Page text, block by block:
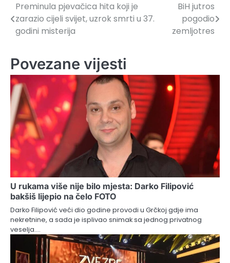
Navigacija
članaka
Preminula pjevačica hita koji je
zarazio cijeli svijet, uzrok smrti u 37.
godini misterija
BiH jutros
pogodio
zemljotres
Povezane vijesti
U rukama više nije bilo mjesta: Darko Filipović
bakšiš lijepio na čelo FOTO
Darko Filipović veći dio godine provodi u Grčkoj gdje ima
nekretnine, a sada je isplivao snimak sa jednog privatnog
veselja.…